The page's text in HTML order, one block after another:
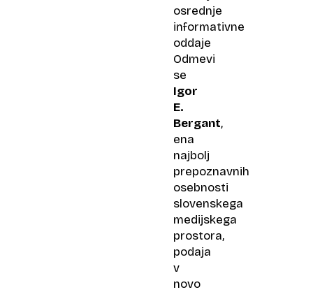
osrednje
informativne
oddaje
Odmevi
se
Igor
E.
Bergant,
ena
najbolj
prepoznavnih
osebnosti
slovenskega
medijskega
prostora,
podaja
v
novo